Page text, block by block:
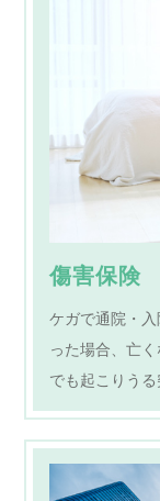
傷害保険
ケガで通院・
った場合、亡
でも起こりうる